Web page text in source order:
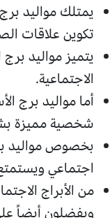
يمتلك مواليد
تكوين علاقات
يتميز مواليد
الاجتماعية.
أما مواليد برج
شخصية مميزة
بخصوص مواليد
اجتماعي
من الأبراج
ويفضلون أيضاً